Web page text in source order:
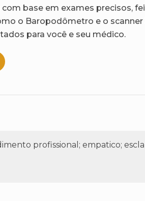
base em exames precisos,
o Baropodômetro e o
para você e seu médico.
profissional; empatico;